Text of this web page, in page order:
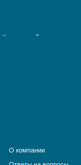
О компании